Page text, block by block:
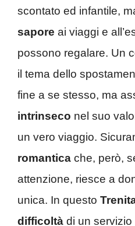
scontato ed infantile,
sapore ai viaggi e
possono regalare. Un
il tema dello
fine a se stesso, ma
intrinseco nel suo
un vero viaggio.
romantica che, però,
attenzione, riesce a
unica. In questo
difficoltà di un